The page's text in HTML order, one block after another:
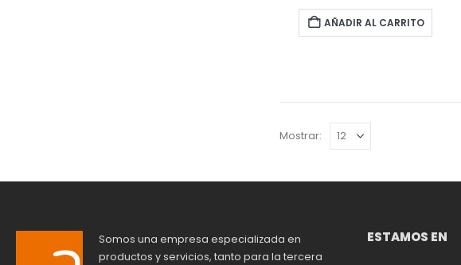
AÑADIR AL CARRITO
Mostrar:
Somos una empresa especializada en
productos y servicios, tanto para la tercera
ESTAMOS EN